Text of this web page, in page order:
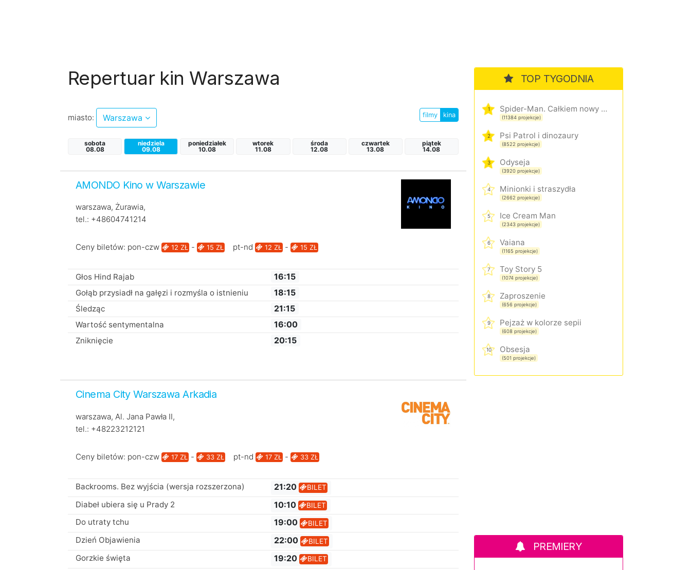
Repertuar kin Warszawa
miasto: Warszawa filmy kina
sobota
08.08
niedziela
09.08
poniedziałek
10.08
wtorek
11.08
środa
12.08
czwartek
13.08
piątek
14.08
AMONDO Kino w Warszawie
warszawa, Żurawia,
tel.: +48604741214
Ceny biletów: pon-czw 12 ZŁ - 15 ZŁ pt-nd 12 ZŁ - 15 ZŁ
Głos Hind Rajab
16:15
Gołąb przysiadł na gałęzi i rozmyśla o istnieniu
18:15
Śledząc
21:15
Wartość sentymentalna
16:00
Zniknięcie
20:15
Cinema City Warszawa Arkadia
warszawa, Al. Jana Pawła II,
tel.: +48223212121
Ceny biletów: pon-czw 17 ZŁ - 33 ZŁ pt-nd 17 ZŁ - 33 ZŁ
Backrooms. Bez wyjścia (wersja rozszerzona) 21:20 BILET
Diabeł ubiera się u Prady 2 10:10 BILET
Do utraty tchu 19:00 BILET
Dzień Objawienia 22:00 BILET
Gorzkie święta 19:20 BILET
TOP TYGODNIA
1 Spider-Man. Całkiem nowy dzień
(11384 projekcje)
2 Psi Patrol i dinozaury
(8522 projekcje)
3 Odyseja
(3920 projekcje)
4 Minionki i straszydła
(2662 projekcje)
5 Ice Cream Man
(2343 projekcje)
6 Vaiana
(1165 projekcje)
7 Toy Story 5
(1074 projekcje)
8 Zaproszenie
(656 projekcje)
9 Pejzaż w kolorze sepii
(608 projekcje)
10 Obsesja
(501 projekcje)
PREMIERY